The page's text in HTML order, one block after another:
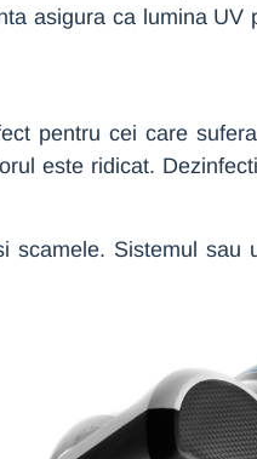
asigura ca lumina
pentru cei care
este ridicat.
Sistemul sau